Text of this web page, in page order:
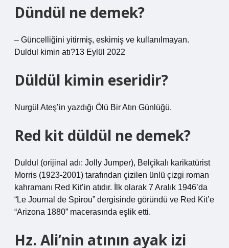
Dündül ne demek?
– Güncelliğini yitirmiş, eskimiş ve kullanılmayan.
Duldul kimin atı?13 Eylül 2022
Düldül kimin eseridir?
Nurgül Ateş’in yazdığı Ölü Bir Atın Günlüğü.
Red kit düldül ne demek?
Duldul (orijinal adı: Jolly Jumper), Belçikalı karikatürist
Morris (1923-2001) tarafından çizilen ünlü çizgi roman
kahramanı Red Kit’in atıdır. İlk olarak 7 Aralık 1946’da
“Le Journal de Spirou” dergisinde göründü ve Red Kit’e
“Arizona 1880” macerasında eşlik etti.
Hz. Ali’nin atının ayak izi